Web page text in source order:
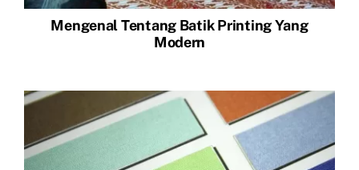
Mengenal Tentang Batik Printing Yang
Modern